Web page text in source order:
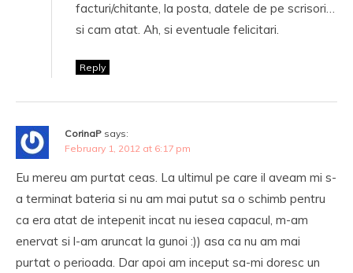
facturi/chitante, la posta, datele de pe scrisori…
si cam atat. Ah, si eventuale felicitari.
Reply
CorinaP says:
February 1, 2012 at 6:17 pm
Eu mereu am purtat ceas. La ultimul pe care il aveam mi s-
a terminat bateria si nu am mai putut sa o schimb pentru
ca era atat de intepenit incat nu iesea capacul, m-am
enervat si l-am aruncat la gunoi :)) asa ca nu am mai
purtat o perioada. Dar apoi am inceput sa-mi doresc un